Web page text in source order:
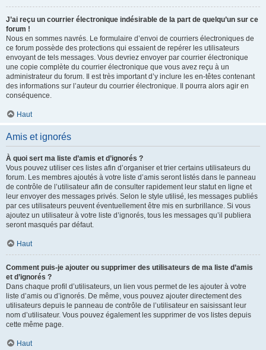
J’ai reçu un courrier électronique indésirable de la part de quelqu’un sur ce
forum !
Nous en sommes navrés. Le formulaire d’envoi de courriers électroniques de
ce forum possède des protections qui essaient de repérer les utilisateurs
envoyant de tels messages. Vous devriez envoyer par courrier électronique
une copie complète du courrier électronique que vous avez reçu à un
administrateur du forum. Il est très important d’y inclure les en-têtes contenant
des informations sur l’auteur du courrier électronique. Il pourra alors agir en
conséquence.
Haut
Amis et ignorés
À quoi sert ma liste d’amis et d’ignorés ?
Vous pouvez utiliser ces listes afin d’organiser et trier certains utilisateurs du
forum. Les membres ajoutés à votre liste d’amis seront listés dans le panneau
de contrôle de l’utilisateur afin de consulter rapidement leur statut en ligne et
leur envoyer des messages privés. Selon le style utilisé, les messages publiés
par ces utilisateurs peuvent éventuellement être mis en surbrillance. Si vous
ajoutez un utilisateur à votre liste d’ignorés, tous les messages qu’il publiera
seront masqués par défaut.
Haut
Comment puis-je ajouter ou supprimer des utilisateurs de ma liste d’amis
et d’ignorés ?
Dans chaque profil d’utilisateurs, un lien vous permet de les ajouter à votre
liste d’amis ou d’ignorés. De même, vous pouvez ajouter directement des
utilisateurs depuis le panneau de contrôle de l’utilisateur en saisissant leur
nom d’utilisateur. Vous pouvez également les supprimer de vos listes depuis
cette même page.
Haut